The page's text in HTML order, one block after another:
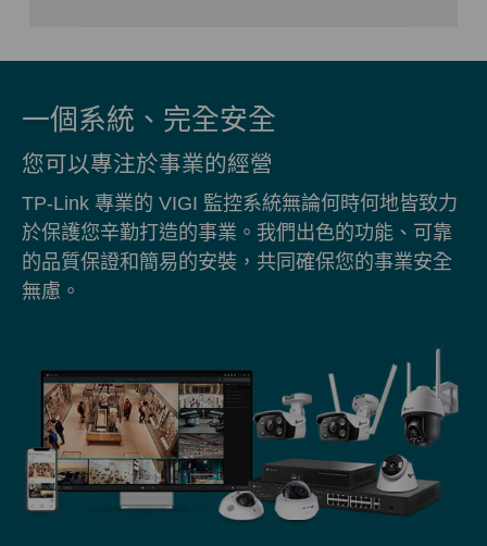
一個系統、完全安全
您可以專注於事業的經營
TP-Link 專業的 VIGI 監控系統無論何時何地皆致力
於保護您辛勤打造的事業。我們出色的功能、可靠
的品質保證和簡易的安裝，共同確保您的事業安全
無慮。